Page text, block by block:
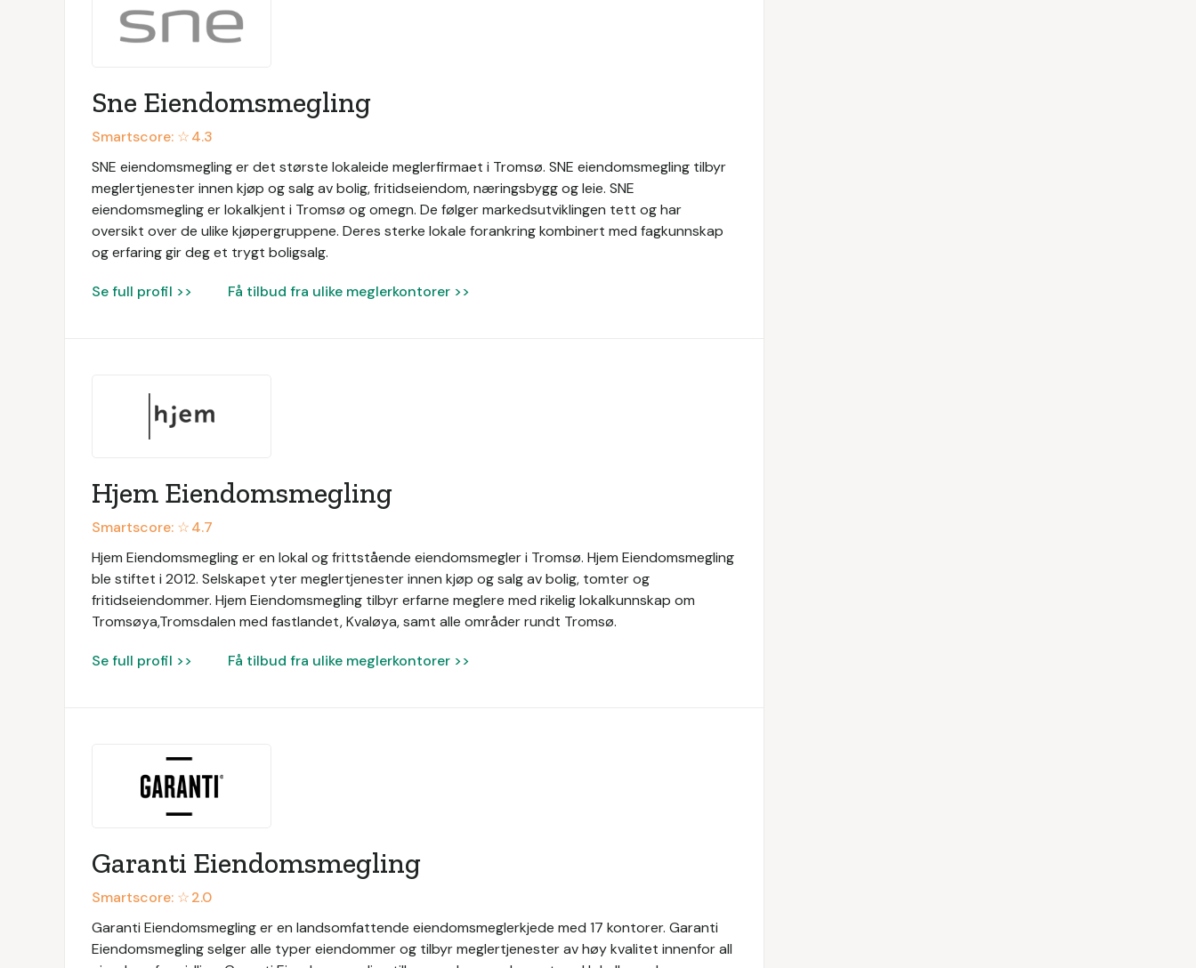
Sne Eiendomsmegling
Smartscore: ☆4.3
SNE eiendomsmegling er det største lokaleide meglerfirmaet i Tromsø. SNE eiendomsmegling tilbyr
meglertjenester innen kjøp og salg av bolig, fritidseiendom, næringsbygg og leie. SNE
eiendomsmegling er lokalkjent i Tromsø og omegn. De følger markedsutviklingen tett og har
oversikt over de ulike kjøpergruppene. Deres sterke lokale forankring kombinert med fagkunnskap
og erfaring gir deg et trygt boligsalg.
Se full profil >> Få tilbud fra ulike meglerkontorer >>
Hjem Eiendomsmegling
Smartscore: ☆4.7
Hjem Eiendomsmegling er en lokal og frittstående eiendomsmegler i Tromsø. Hjem Eiendomsmegling
ble stiftet i 2012. Selskapet yter meglertjenester innen kjøp og salg av bolig, tomter og
fritidseiendommer. Hjem Eiendomsmegling tilbyr erfarne meglere med rikelig lokalkunnskap om
Tromsøya,Tromsdalen med fastlandet, Kvaløya, samt alle områder rundt Tromsø.
Se full profil >> Få tilbud fra ulike meglerkontorer >>
Garanti Eiendomsmegling
Smartscore: ☆2.0
Garanti Eiendomsmegling er en landsomfattende eiendomsmeglerkjede med 17 kontorer. Garanti
Eiendomsmegling selger alle typer eiendommer og tilbyr meglertjenester av høy kvalitet innenfor all